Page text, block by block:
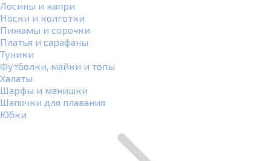
Лосины и капри
Носки и колготки
Пижамы и сорочки
Платья и сарафаны
Туники
Футболки, майки и топы
Халаты
Шарфы и манишки
Шапочки для плавания
Юбки